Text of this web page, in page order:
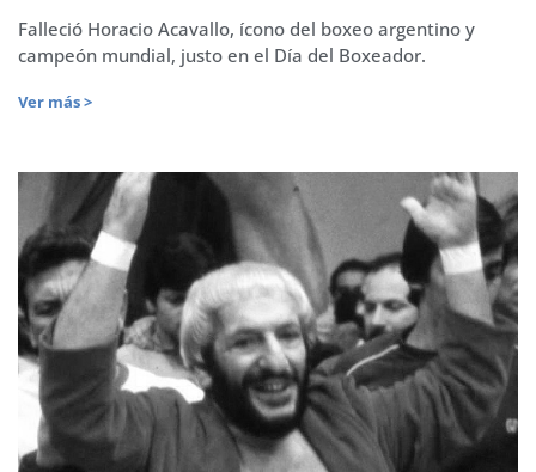
Falleció Horacio Acavallo, ícono del boxeo argentino y
campeón mundial, justo en el Día del Boxeador.
Ver más >